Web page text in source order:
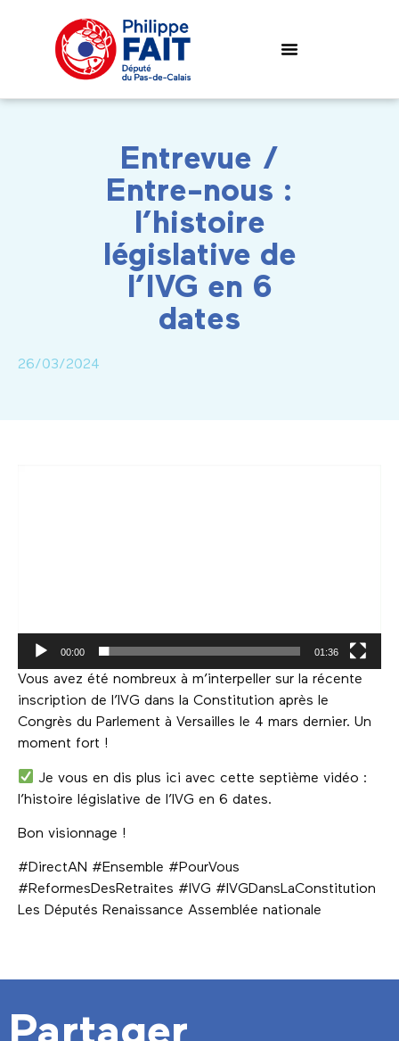
Entrevue /
Entre-nous :
l’histoire
législative de
l’IVG en 6
dates
26/03/2024
00:00 01:36
Vous avez été nombreux à m’interpeller sur la récente
inscription de l’IVG dans la Constitution après le
Congrès du Parlement à Versailles le 4 mars dernier. Un
moment fort !
Je vous en dis plus ici avec cette septième vidéo :
l’histoire législative de l’IVG en 6 dates.
Bon visionnage !
#DirectAN #Ensemble #PourVous
#ReformesDesRetraites #IVG #IVGDansLaConstitution
Les Députés Renaissance Assemblée nationale